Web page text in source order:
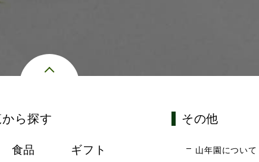
ら探す
食品 ギフト
その他
山年園について